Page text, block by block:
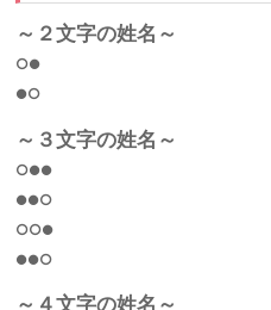
～２文字の姓名～
○●
●○
～３文字の姓名～
○●●
●●○
○○●
●●○
～４文字の姓名～